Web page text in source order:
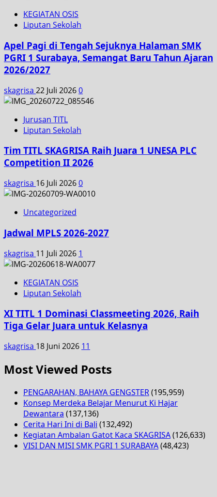
KEGIATAN OSIS
Liputan Sekolah
Apel Pagi di Tengah Sejuknya Halaman SMK
PGRI 1 Surabaya, Semangat Baru Tahun Ajaran
2026/2027
skagrisa 22 Juli 20260
Jurusan TITL
Liputan Sekolah
Tim TITL SKAGRISA Raih Juara 1 UNESA PLC
Competition II 2026
skagrisa 16 Juli 20260
Uncategorized
Jadwal MPLS 2026-2027
skagrisa 11 Juli 2026 1
KEGIATAN OSIS
Liputan Sekolah
XI TITL 1 Dominasi Classmeeting 2026, Raih
Tiga Gelar Juara untuk Kelasnya
skagrisa 18 Juni 2026 11
Most Viewed Posts
PENGARAHAN, BAHAYA GENGSTER(195,959)
Konsep Merdeka Belajar Menurut Ki Hajar
Dewantara (137,136)
Cerita Hari Ini di Bali (132,492)
Kegiatan Ambalan Gatot Kaca SKAGRISA(126,633)
VISI DAN MISI SMK PGRI 1 SURABAYA(48,423)